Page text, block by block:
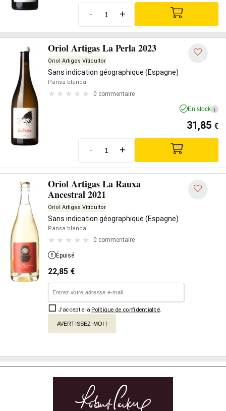
- +
Oriol Artigas La Perla 2023
Oriol Artigas Viticultor
Sans indication géographique (Espagne)
Pansa blanca
0 commentaire
En stock i
31,85 €
- +
Oriol Artigas La Rauxa
Ancestral 2021
Oriol Artigas Viticultor
Sans indication géographique (Espagne)
Pansa blanca
0 commentaire
Épuisé
22,85 €
J'accepte la Politique de confidentialité
AVERTISSEZ-MOI !